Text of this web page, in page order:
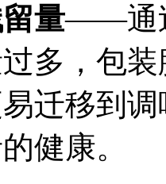
量——通
多，包
迁移到
健康。